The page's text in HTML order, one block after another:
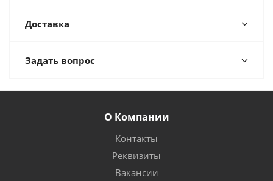
Доставка
Задать вопрос
О Компании
Контакты
Реквизиты
Вакансии